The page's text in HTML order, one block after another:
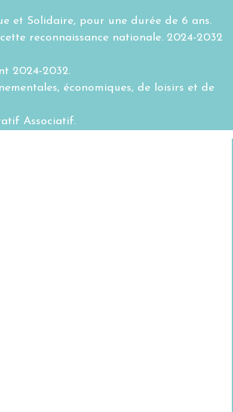
et Solidaire, pour une durée de 6 ans.
reconnaissance nationale. 2024-2032
2024-2032.
économiques, de loisirs et de
Associatif.